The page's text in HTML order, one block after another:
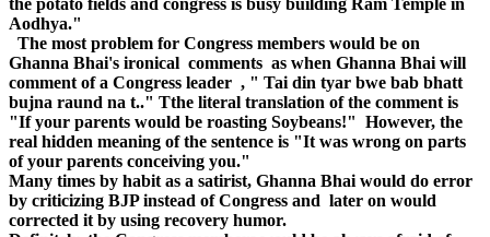
the potato fields and congress is busy building Ram Temple in
Aodhya."
The most problem for Congress members would be on
Ghanna Bhai's ironical comments as when Ghanna Bhai will
comment of a Congress leader , " Tai din tyar bwe bab bhatt
bujna raund na t.." Tthe literal translation of the comment is
"If your parents would be roasting Soybeans!" However, the
real hidden meaning of the sentence is "It was wrong on parts
of your parents conceiving you."
Many times by habit as a satirist, Ghanna Bhai would do error
by criticizing BJP instead of Congress and later on would
corrected it by using recovery humor.